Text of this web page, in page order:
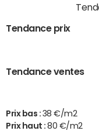
Tendance prix
Tendance ventes
Prix bas : 38 €/m2
Prix haut :80 €/m2